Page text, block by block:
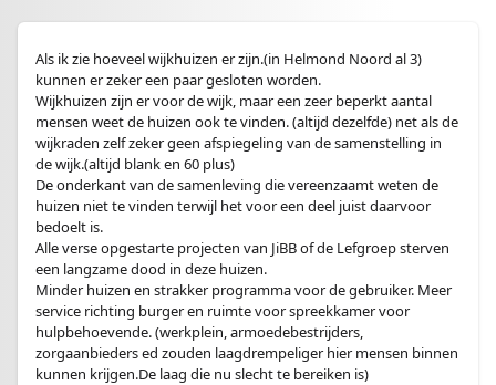
Als ik zie hoeveel wijkhuizen er zijn.(in Helmond Noord al 3)
kunnen er zeker een paar gesloten worden.
Wijkhuizen zijn er voor de wijk, maar een zeer beperkt aantal
mensen weet de huizen ook te vinden. (altijd dezelfde) net als de
wijkraden zelf zeker geen afspiegeling van de samenstelling in
de wijk.(altijd blank en 60 plus)
De onderkant van de samenleving die vereenzaamt weten de
huizen niet te vinden terwijl het voor een deel juist daarvoor
bedoelt is.
Alle verse opgestarte projecten van JiBB of de Lefgroep sterven
een langzame dood in deze huizen.
Minder huizen en strakker programma voor de gebruiker. Meer
service richting burger en ruimte voor spreekkamer voor
hulpbehoevende. (werkplein, armoedebestrijders,
zorgaanbieders ed zouden laagdrempeliger hier mensen binnen
kunnen krijgen.De laag die nu slecht te bereiken is)